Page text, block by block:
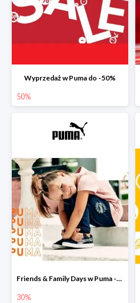
Wyprzedaż w Puma do -50%
50%
Friends & Family Days w Puma -30%
30%